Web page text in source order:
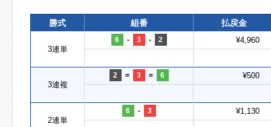
勝式 組番 払戻金
3連単
6 - 3 - 2 ¥4,960
3連複
2 = 3 = 6 ¥500
2連単
6 - 3 ¥1,130